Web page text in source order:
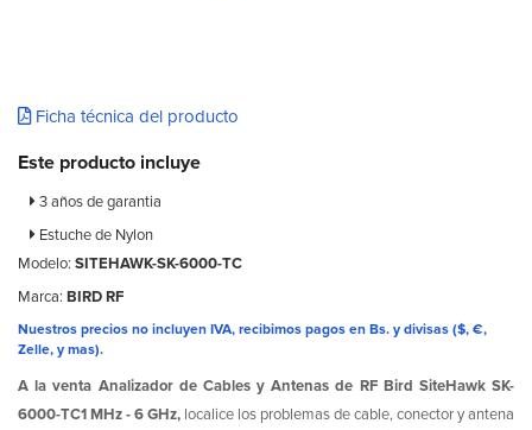
Ficha técnica del producto
Este producto incluye
3 años de garantia
Estuche de Nylon
Modelo: SITEHAWK-SK-6000-TC
Marca: BIRD RF
Nuestros precios no incluyen IVA, recibimos pagos en Bs. y divisas ($, €,
Zelle, y mas).
A la venta Analizador de Cables y Antenas de RF Bird SiteHawk SK-
6000-TC1 MHz - 6 GHz, localice los problemas de cable, conector y antena